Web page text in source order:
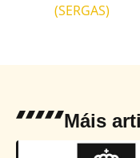
(SERGAS)
Máis